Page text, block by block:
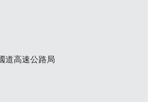
道高速公路局